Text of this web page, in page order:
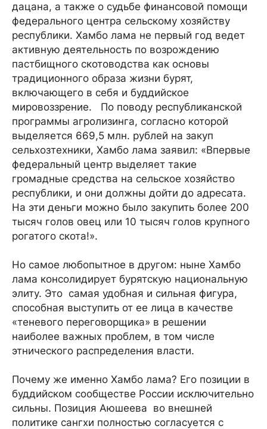
дацана, а также о судьбе финансовой помощи
федерального центра сельскому хозяйству
республики. Хамбо лама не первый год ведет
активную деятельность по возрождению
пастбищного скотоводства как основы
традиционного образа жизни бурят,
включающего в себя и буддийское
мировоззрение. По поводу республиканской
программы агролизинга, согласно которой
выделяется 669,5 млн. рублей на закуп
сельхозтехники, Хамбо лама заявил: «Впервые
федеральный центр выделяет такие
громадные средства на сельское хозяйство
республики, и они должны дойти до адресата.
На эти деньги можно было закупить более 200
тысяч голов овец или 10 тысяч голов крупного
рогатого скота!».
Но самое любопытное в другом: ныне Хамбо
лама консолидирует бурятскую национальную
элиту. Это самая удобная и сильная фигура,
способная выступить от ее лица в качестве
«теневого переговорщика» в решении
наиболее важных проблем, в том числе
этнического распределения власти.
Почему же именно Хамбо лама? Его позиции в
буддийском сообществе России исключительно
сильны. Позиция Аюшеева во внешней
политике сангхи полностью согласуется с